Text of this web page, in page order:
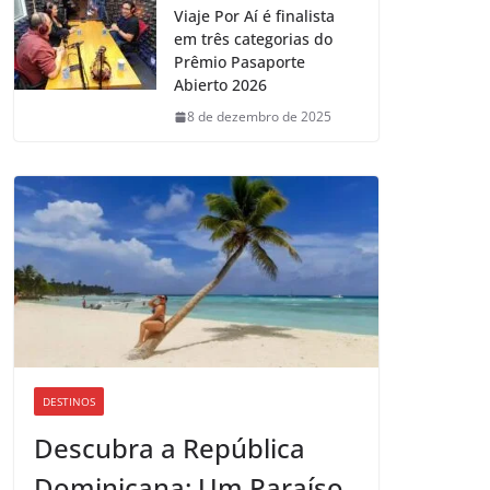
Viaje Por Aí é finalista
em três categorias do
Prêmio Pasaporte
Abierto 2026
8 de dezembro de 2025
DESTINOS
Descubra a República